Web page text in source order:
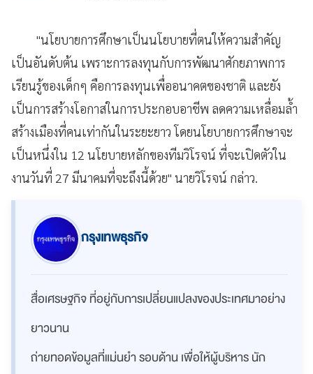
"นโยบายการศึกษาเป็นนโยบายที่ตนให้ความสำคัญ
เป็นอันดับต้น เพราะการลงทุนกับการพัฒนาศักยภาพการ
เรียนรู้ของเด็กๆ คือการลงทุนเพื่ออนาคตของชาติ และยัง
เป็นการสร้างโอกาสในการประกอบอาชีพ ลดความเหลื่อมล้ำ
สร้างเมืองที่คนเท่ากันในระยะยาว โดยนโยบายการศึกษาจะ
เป็นหนึ่งใน 12 นโยบายหลักของทีมวิโรจน์ ที่จะเปิดตัวใน
งานวันที่ 27 มีนาคมที่จะถึงนี้ด้วย" นายวิโรจน์ กล่าว.
กรุงเทพธุรกิจ
สื่อเศรษฐกิจ ที่อยู่กับการเปลี่ยนแปลงของประเทศมาอย่าง
ยาวนาน
ถ่ายทอดข้อมูลที่แม่นยำ รอบด้าน เพื่อให้ผู้บริหาร นัก